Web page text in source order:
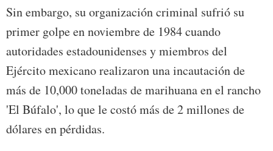
Sin embargo, su organización criminal sufrió su
primer golpe en noviembre de 1984 cuando
autoridades estadounidenses y miembros del
Ejército mexicano realizaron una incautación de
más de 10,000 toneladas de marihuana en el rancho
'El Búfalo', lo que le costó más de 2 millones de
dólares en pérdidas.